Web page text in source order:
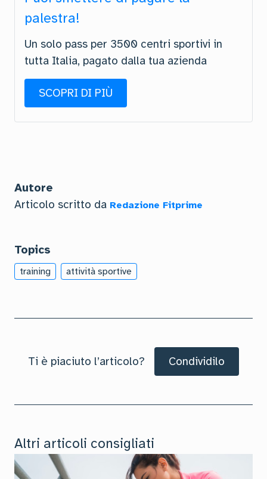
palestra!
Un solo pass per 3500 centri sportivi in
tutta Italia, pagato dalla tua azienda
SCOPRI DI PIÙ
Autore
Articolo scritto da Redazione Fitprime
Topics
training attività sportive
Ti è piaciuto l’articolo? Condividilo
Altri articoli consigliati